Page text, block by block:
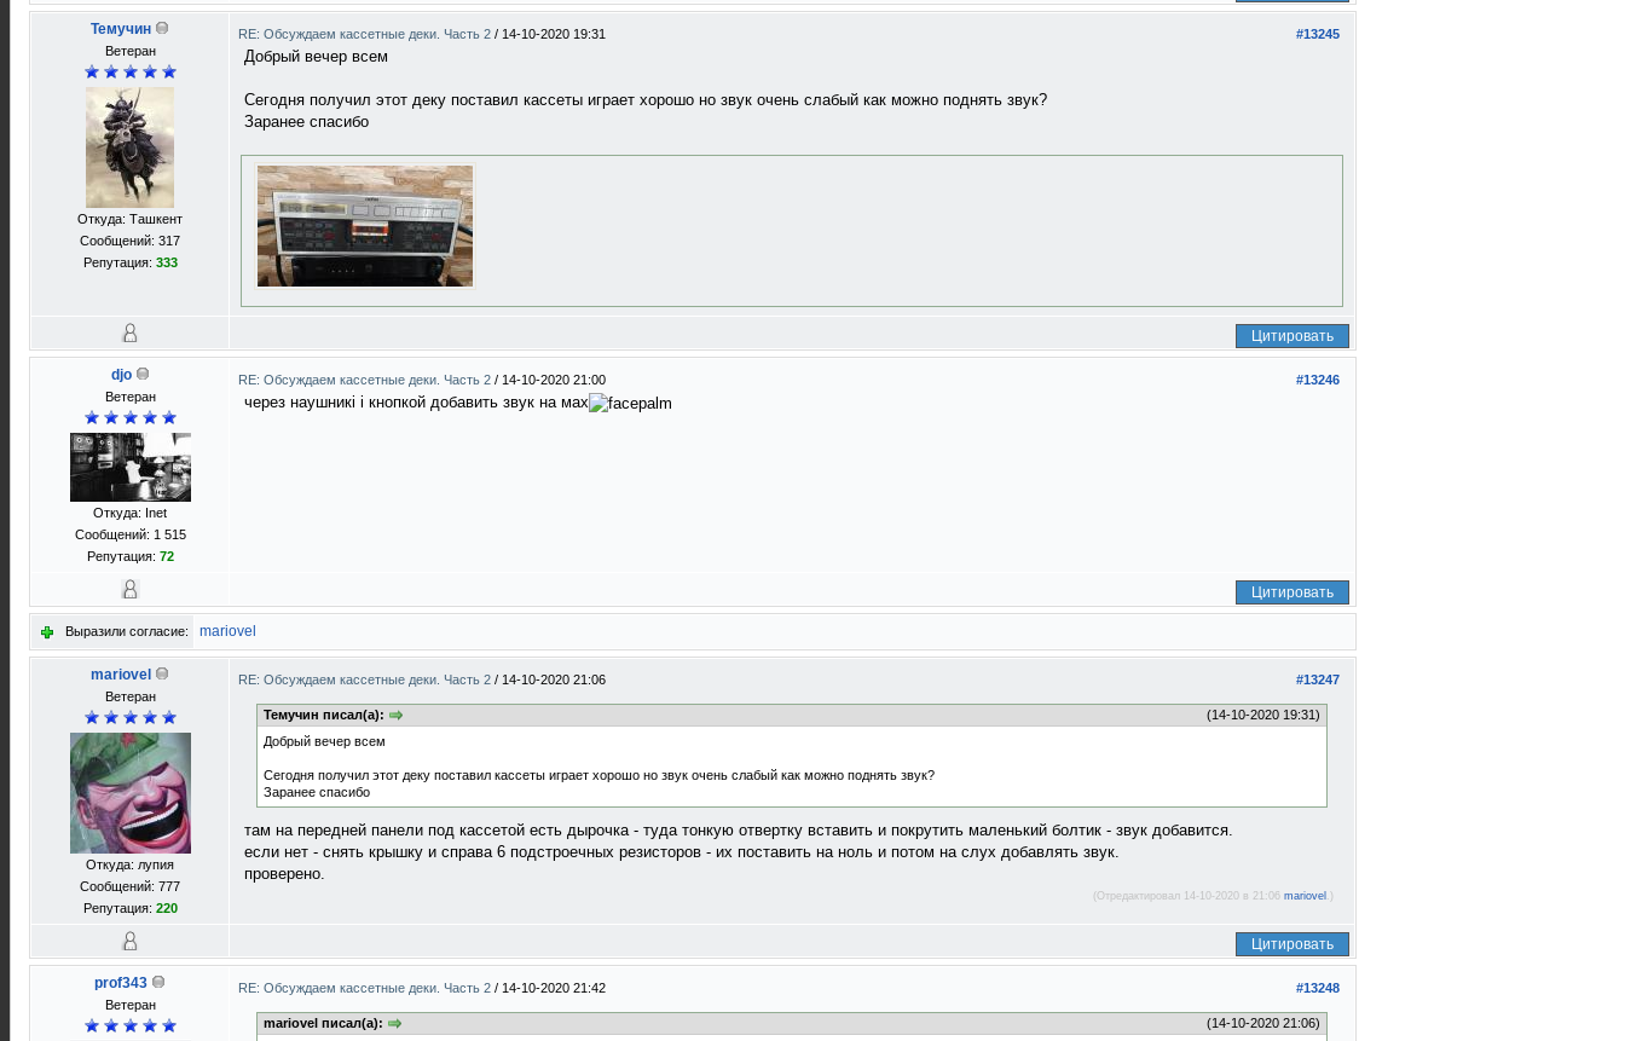
Темучин
Ветеран
Откуда: Ташкент
Сообщений: 317
Репутация: 333
#13245
RE: Обсуждаем кассетные деки. Часть 2 / 14-10-2020 19:31
Добрый вечер всем
Сегодня получил этот деку поставил кассеты играет хорошо но звук очень слабый как можно поднять звук?
Заранее спасибо
Цитировать
djo
Ветеран
Откуда: Inet
Сообщений: 1 515
Репутация: 72
#13246
RE: Обсуждаем кассетные деки. Часть 2 / 14-10-2020 21:00
через наушникі і кнопкой добавить звук на мах
Цитировать
Выразили согласие: mariovel
mariovel
Ветеран
Откуда: лупия
Сообщений: 777
Репутация: 220
#13247
RE: Обсуждаем кассетные деки. Часть 2 / 14-10-2020 21:06
(14-10-2020 19:31)
Темучин писал(а):
Добрый вечер всем
Сегодня получил этот деку поставил кассеты играет хорошо но звук очень слабый как можно поднять звук?
Заранее спасибо
там на передней панели под кассетой есть дырочка - туда тонкую отвертку вставить и покрутить маленький болтик - звук добавится.
если нет - снять крышку и справа 6 подстроечных резисторов - их поставить на ноль и потом на слух добавлять звук.
проверено.
(Отредактировал 14-10-2020 в 21:06 mariovel .)
Цитировать
prof343
Ветеран
#13248
RE: Обсуждаем кассетные деки. Часть 2 / 14-10-2020 21:42
(14-10-2020 21:06)
mariovel писал(а):